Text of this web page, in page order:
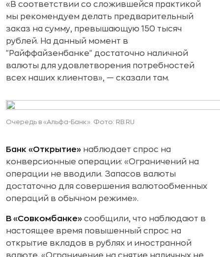
«В соответствии со сложившейся практикой
мы рекомендуем делать предварительный
заказ на сумму, превышающую 150 тысяч
рублей. На данный момент в
"Райффайзенбанке" достаточно наличной
валюты для удовлетворения потребностей
всех наших клиентов», — сказали там.
Очередь в «Альфа-Банк». Фото: RB.RU
Банк «Открытие» наблюдает спрос на
конверсионные операции: «Ограничений на
операции не вводили. Запасов валюты
достаточно для совершения валютообменных
операций в обычном режиме».
В «Совкомбанке» сообщили, что наблюдают в
настоящее время повышенный спрос на
открытие вкладов в рублях и иностранной